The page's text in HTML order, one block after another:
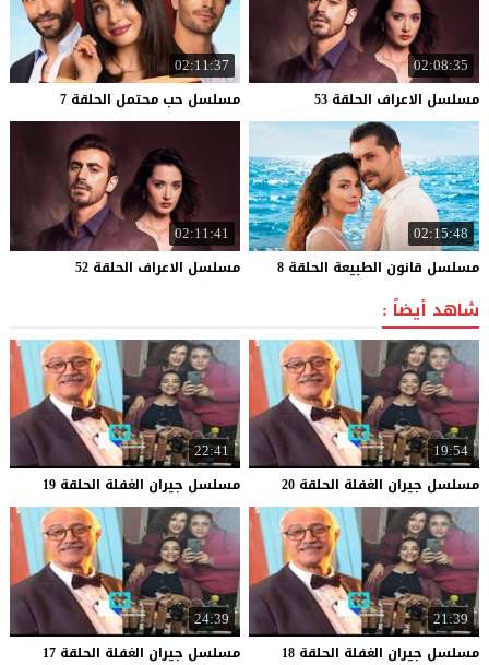
02:08:35
مسلسل الاعراف الحلقة 53
02:11:37
مسلسل حب محتمل الحلقة 7
02:15:48
مسلسل قانون الطبيعة الحلقة 8
02:11:41
مسلسل الاعراف الحلقة 52
شاهد أيضاً :
19:54
مسلسل جيران الغفلة الحلقة 20
22:41
مسلسل جيران الغفلة الحلقة 19
21:39
مسلسل جيران الغفلة الحلقة 18
24:39
مسلسل جيران الغفلة الحلقة 17